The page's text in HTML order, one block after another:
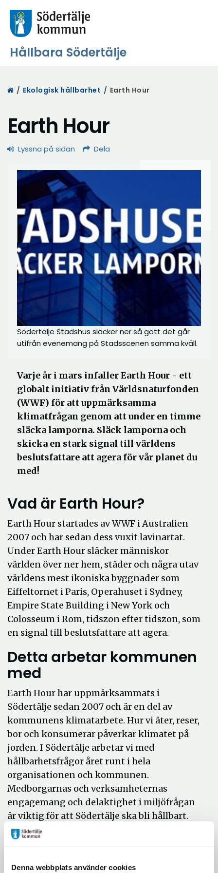
Denna webbplats använder cookies
Hållbara Södertälje
Start
/ Ekologisk hållbarhet / Earth Hour
Earth Hour
Lyssna på sidan Dela
Södertälje Stadshus släcker ner så gott det går
utifrån evenemang på Stadsscenen samma kväll.
Varje år i mars infaller Earth Hour - ett
globalt initiativ från Världsnaturfonden
(WWF) för att uppmärksamma
klimatfrågan genom att under en timme
släcka lamporna. Släck lamporna och
skicka en stark signal till världens
beslutsfattare att agera för vår planet du
med!
Vad är Earth Hour?
Earth Hour startades av WWF i Australien
2007 och har sedan dess vuxit lavinartat.
Under Earth Hour släcker människor
världen över ner hem, städer och några utav
världens mest ikoniska byggnader som
Eiffeltornet i Paris, Operahuset i Sydney,
Empire State Building i New York och
Colosseum i Rom, tidszon efter tidszon, som
en signal till beslutsfattare att agera.
Detta arbetar kommunen
med
Earth Hour har uppmärksammats i
Södertälje sedan 2007 och är en del av
kommunens klimatarbete. Hur vi äter, reser,
bor och konsumerar påverkar klimatet på
jorden. I Södertälje arbetar vi med
hållbarhetsfrågor året runt i hela
organisationen och kommunen.
Medborgarnas och verksamheternas
engagemang och delaktighet i miljöfrågan
är viktig för att Södertälje ska bli hållbart.
– Vi har ett övergripande mål att nästa
generation ska ta över ett samhälle där de